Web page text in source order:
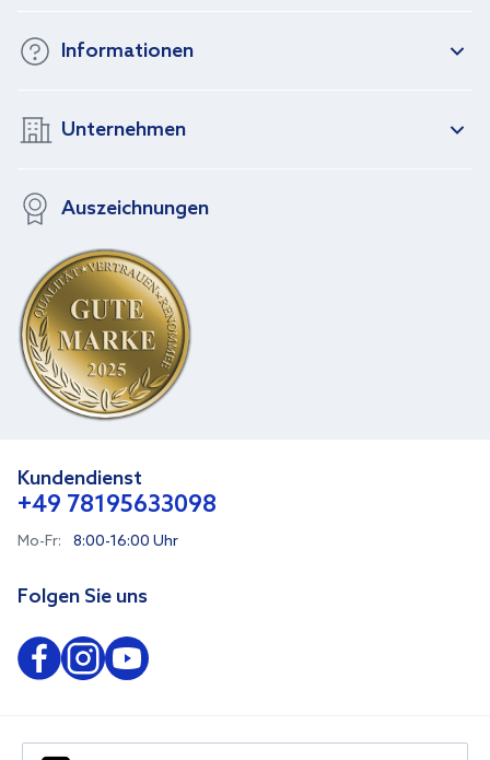
Informationen
Unternehmen
Auszeichnungen
Kundendienst
+49 78195633098
Mo-Fr: 8:00-16:00 Uhr
Folgen Sie uns